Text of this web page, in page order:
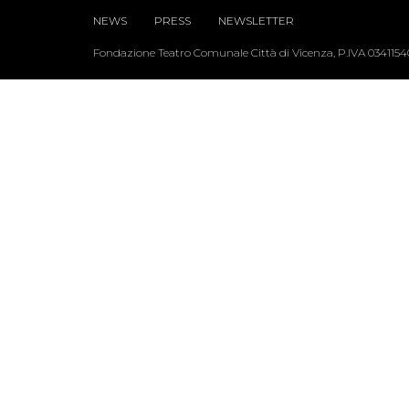
NEWS PRESS NEWSLETTER
Fondazione Teatro Comunale Città di Vicenza, P.IVA